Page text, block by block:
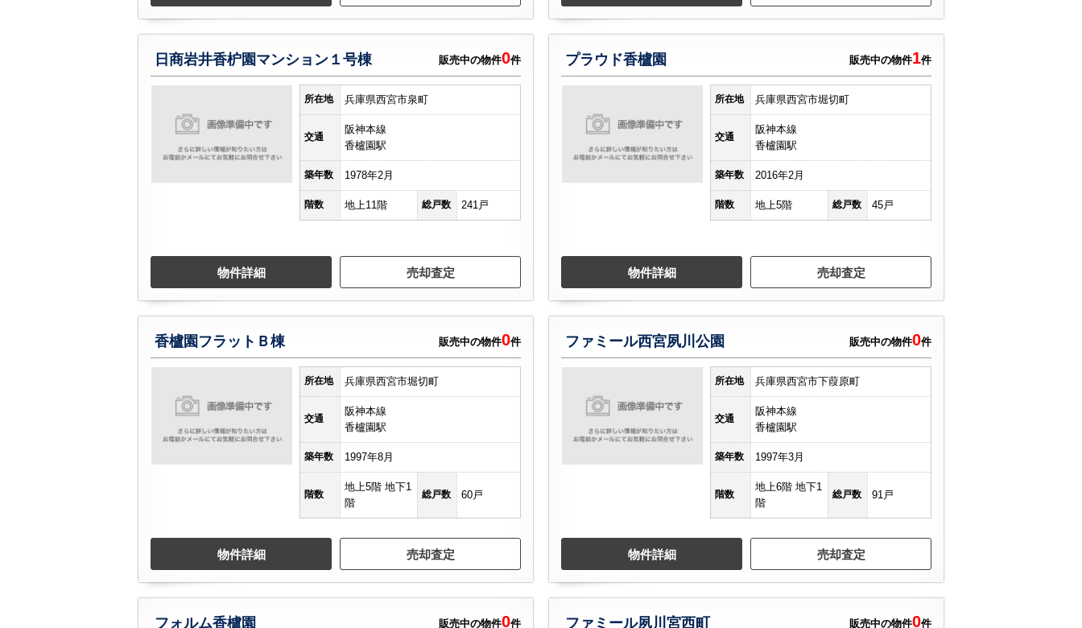
日商岩井香枦園マンション１号棟 販売中の物件0件
所在地 兵庫県西宮市泉町
交通
阪神本線
香櫨園駅
築年数 1978年2月
階数 地上11階 総戸数 241戸
物件詳細 売却査定
プラウド香櫨園 販売中の物件1件
所在地 兵庫県西宮市堀切町
交通
阪神本線
香櫨園駅
築年数 2016年2月
階数 地上5階 総戸数 45戸
物件詳細 売却査定
香櫨園フラットＢ棟 販売中の物件0件
所在地 兵庫県西宮市堀切町
交通
阪神本線
香櫨園駅
築年数 1997年8月
階数
地上5階 地下1
階
総戸数 60戸
物件詳細 売却査定
ファミール西宮夙川公園 販売中の物件0件
所在地 兵庫県西宮市下葭原町
交通
阪神本線
香櫨園駅
築年数 1997年3月
階数
地上6階 地下1
階
総戸数 91戸
物件詳細 売却査定
フォルム香櫨園 販売中の物件0件 ファミール夙川宮西町 販売中の物件0件